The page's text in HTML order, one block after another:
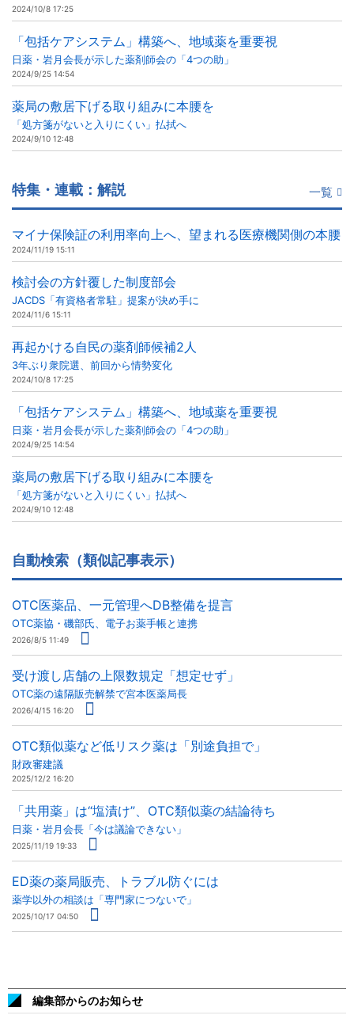
2024/10/8 17:25
「包括ケアシステム」構築へ、地域薬を重要視
日薬・岩月会長が示した薬剤師会の「4つの助」
2024/9/25 14:54
薬局の敷居下げる取り組みに本腰を
「処方箋がないと入りにくい」払拭へ
2024/9/10 12:48
特集・連載：解説 一覧
マイナ保険証の利用率向上へ、望まれる医療機関側の本腰
2024/11/19 15:11
検討会の方針覆した制度部会
JACDS「有資格者常駐」提案が決め手に
2024/11/6 15:11
再起かける自民の薬剤師候補2人
3年ぶり衆院選、前回から情勢変化
2024/10/8 17:25
「包括ケアシステム」構築へ、地域薬を重要視
日薬・岩月会長が示した薬剤師会の「4つの助」
2024/9/25 14:54
薬局の敷居下げる取り組みに本腰を
「処方箋がないと入りにくい」払拭へ
2024/9/10 12:48
自動検索（類似記事表示）
OTC医薬品、一元管理へDB整備を提言
OTC薬協・磯部氏、電子お薬手帳と連携
2026/8/5 11:49
受け渡し店舗の上限数規定「想定せず」
OTC薬の遠隔販売解禁で宮本医薬局長
2026/4/15 16:20
OTC類似薬など低リスク薬は「別途負担で」
財政審建議
2025/12/2 16:20
「共用薬」は“塩漬け”、OTC類似薬の結論待ち
日薬・岩月会長「今は議論できない」
2025/11/19 19:33
ED薬の薬局販売、トラブル防ぐには
薬学以外の相談は「専門家につないで」
2025/10/17 04:50
編集部からのお知らせ